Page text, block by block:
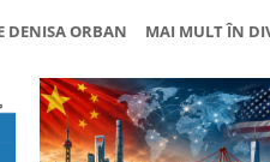
DENISA ORBAN MAI MULT ÎN